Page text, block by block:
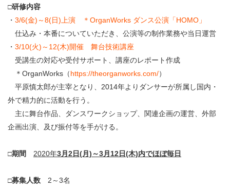
□研修内容
・ 3/6(金)～8(日)上演 ＊OrganWorks ダンス公演「HOMO」
仕込み・本番についていただき、公演等の制作業務や当日運営
・ 3/10(火)～12(木)開催 舞台技術講座
受講生の対応や受付サポート、講座のレポート作成
＊OrganWorks（https://theorganworks.com/）
平原慎太郎が主宰となり、2014年よりダンサーが所属し国内・
外で精力的に活動を行う。
主に舞台作品、ダンスワークショップ、関連企画の運営、外部
企画出演、及び振付等を手がける。
□期間 2020年3月2日(月)～3月12日(木)内でほぼ毎日
□募集人数 2～3名